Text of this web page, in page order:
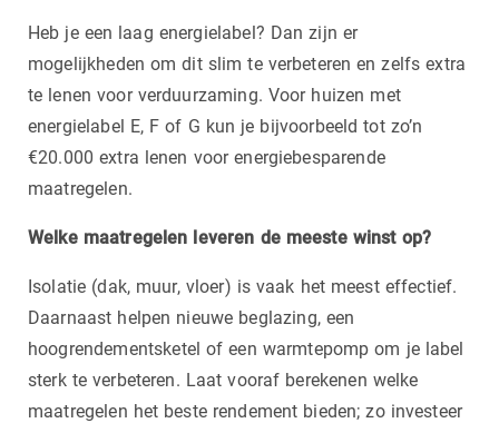
Heb je een laag energielabel? Dan zijn er
mogelijkheden om dit slim te verbeteren en zelfs extra
te lenen voor verduurzaming. Voor huizen met
energielabel E, F of G kun je bijvoorbeeld tot zo’n
€20.000 extra lenen voor energiebesparende
maatregelen.
Welke maatregelen leveren de meeste winst op?
Isolatie (dak, muur, vloer) is vaak het meest effectief.
Daarnaast helpen nieuwe beglazing, een
hoogrendementsketel of een warmtepomp om je label
sterk te verbeteren. Laat vooraf berekenen welke
maatregelen het beste rendement bieden; zo investeer